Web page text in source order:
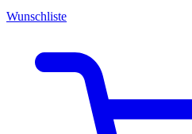
Wunschliste